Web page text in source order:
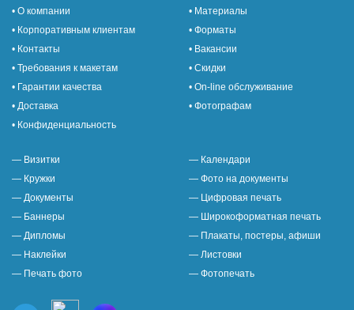
• О компании
• Материалы
• Корпоративным клиентам
• Форматы
• Контакты
• Вакансии
• Требования к макетам
• Скидки
• Гарантии качества
• On-line обслуживание
• Доставка
• Фотографам
• Конфиденциальность
— Визитки
— Календари
— Кружки
— Фото на документы
— Документы
— Цифровая печать
— Баннеры
— Широкоформатная печать
— Дипломы
— Плакаты, постеры, афиши
— Наклейки
— Листовки
— Печать фото
— Фотопечать